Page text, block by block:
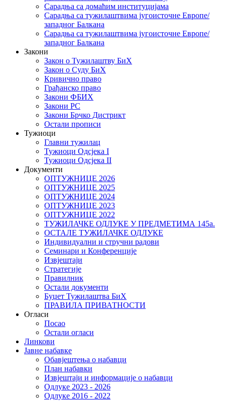
Сарадња са домаћим институцијама
Сарадња са тужилаштвима југоисточне Европе/
западног Балкана
Сарадња са тужилаштвима југоисточне Европе/
западног Балкана
Закони
Закон о Тужилаштву БиХ
Закон о Суду БиХ
Кривично право
Грађанско право
Закони ФБИХ
Закони РС
Закони Брчко Дистрикт
Остали прописи
Тужиоци
Главни тужилац
Тужиоци Oдсјекa I
Тужиоци Oдсјекa II
Документи
ОПТУЖНИЦЕ 2026
ОПТУЖНИЦЕ 2025
ОПТУЖНИЦЕ 2024
ОПТУЖНИЦЕ 2023
ОПТУЖНИЦЕ 2022
ТУЖИЛАЧКЕ ОДЛУКЕ У ПРЕДМЕТИМА 145а.
ОСТАЛЕ ТУЖИЛАЧКЕ ОДЛУКЕ
Индивидуални и стручни радови
Семинари и Конференције
Извјештаји
Стратегије
Правилник
Остали документи
Буџет Тужилаштва БиХ
ПРАВИЛА ПРИВАТНОСТИ
Огласи
Посао
Остали огласи
Линкови
Јавне набавке
Обавјештења о набавци
План набавки
Извјештаји и информације о набавци
Одлуке 2023 - 2026
Одлуке 2016 - 2022